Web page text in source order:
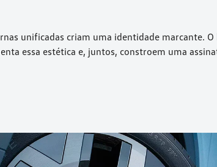
unificadas criam uma identidade marcante. O
essa estética e, juntos, constroem uma